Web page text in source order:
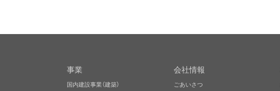
事業
国内建設事業（建築）
会社情報
ごあいさつ